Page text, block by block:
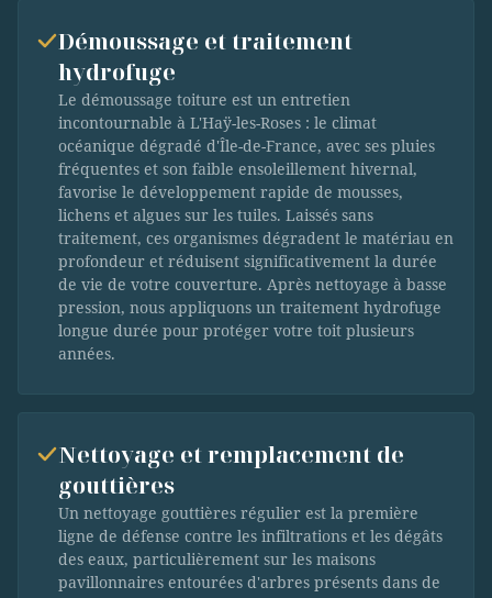
Démoussage et traitement
hydrofuge
Le démoussage toiture est un entretien
incontournable à L'Haÿ-les-Roses : le climat
océanique dégradé d'Île-de-France, avec ses pluies
fréquentes et son faible ensoleillement hivernal,
favorise le développement rapide de mousses,
lichens et algues sur les tuiles. Laissés sans
traitement, ces organismes dégradent le matériau en
profondeur et réduisent significativement la durée
de vie de votre couverture. Après nettoyage à basse
pression, nous appliquons un traitement hydrofuge
longue durée pour protéger votre toit plusieurs
années.
Nettoyage et remplacement de
gouttières
Un nettoyage gouttières régulier est la première
ligne de défense contre les infiltrations et les dégâts
des eaux, particulièrement sur les maisons
pavillonnaires entourées d'arbres présents dans de